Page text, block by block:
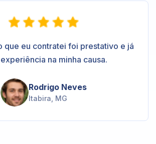
que eu contratei foi prestativo e já
na minha causa.
Rodrigo Neves
Itabira, MG